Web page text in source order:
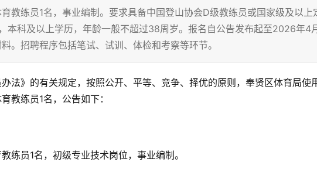
教练员1名，事业编制。要求具备中国登山协会D级教练员或国家级及以上
本科及以上学历，年龄一般不超过38周岁。报名自公告发布起至2026年4
。招聘程序包括笔试、试训、体检和考察等环节。
法》的有关规定，按照公开、平等、竞争、择优的原则，奉贤区体育局使
教练员1名，公告如下：
练员1名，初级专业技术岗位，事业编制。